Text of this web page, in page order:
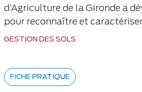
GESTION DES SOLS
d’Agriculture de la Gironde a
pour reconnaître et
FICHE PRATIQUE